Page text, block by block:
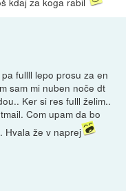
fullll lepo prosu za en
sam mi nuben noče dt
Ker si res fulll želim..
Com upam da bo
Hvala že v naprej